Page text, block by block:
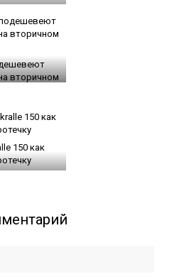
вторичном
150 как